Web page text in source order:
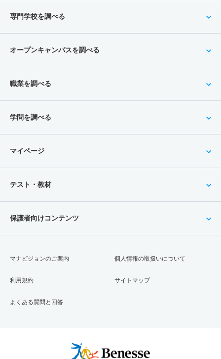
専門学校を調べる
オープンキャンパスを調べる
職業を調べる
学問を調べる
マイページ
テスト・教材
保護者向けコンテンツ
マナビジョンのご案内
利用規約
よくある質問と回答
個人情報の取扱いについて
サイトマップ